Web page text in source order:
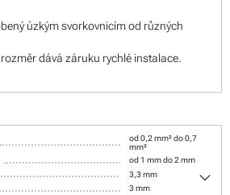
úzkým svorkovnicím od různých
dává záruku rychlé instalace.
od 0,2 mm² do 0,7
mm²
od 1 mm do 2 mm
3,3 mm
3 mm keyboard_arrow_down